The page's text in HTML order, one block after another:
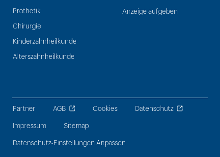
Prothetik
Chirurgie
Kinderzahnheilkunde
Alterszahnheilkunde
Anzeige aufgeben
Partner AGB Cookies Datenschutz
Impressum Sitemap
Datenschutz-Einstellungen Anpassen